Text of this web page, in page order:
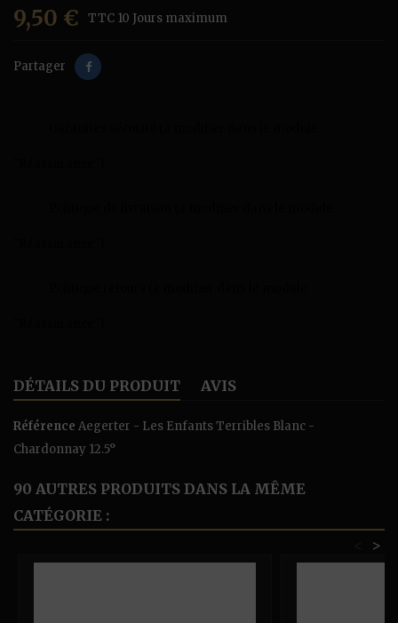
9,50 € TTC 10 Jours maximum
Partager
DÉTAILS DU PRODUIT AVIS
Référence Aegerter - Les Enfants Terribles Blanc -
Chardonnay 12.5°
90 AUTRES PRODUITS DANS LA MÊME
CATÉGORIE :
>